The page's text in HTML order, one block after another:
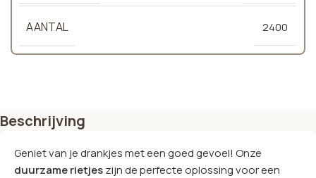
AANTAL 2400
Beschrijving
Geniet van je drankjes met een goed gevoel! Onze
duurzame rietjeszijn de perfecte oplossing voor een